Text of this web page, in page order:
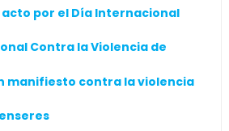
por el Día Internacional
Contra la Violencia de
manifiesto contra la violencia